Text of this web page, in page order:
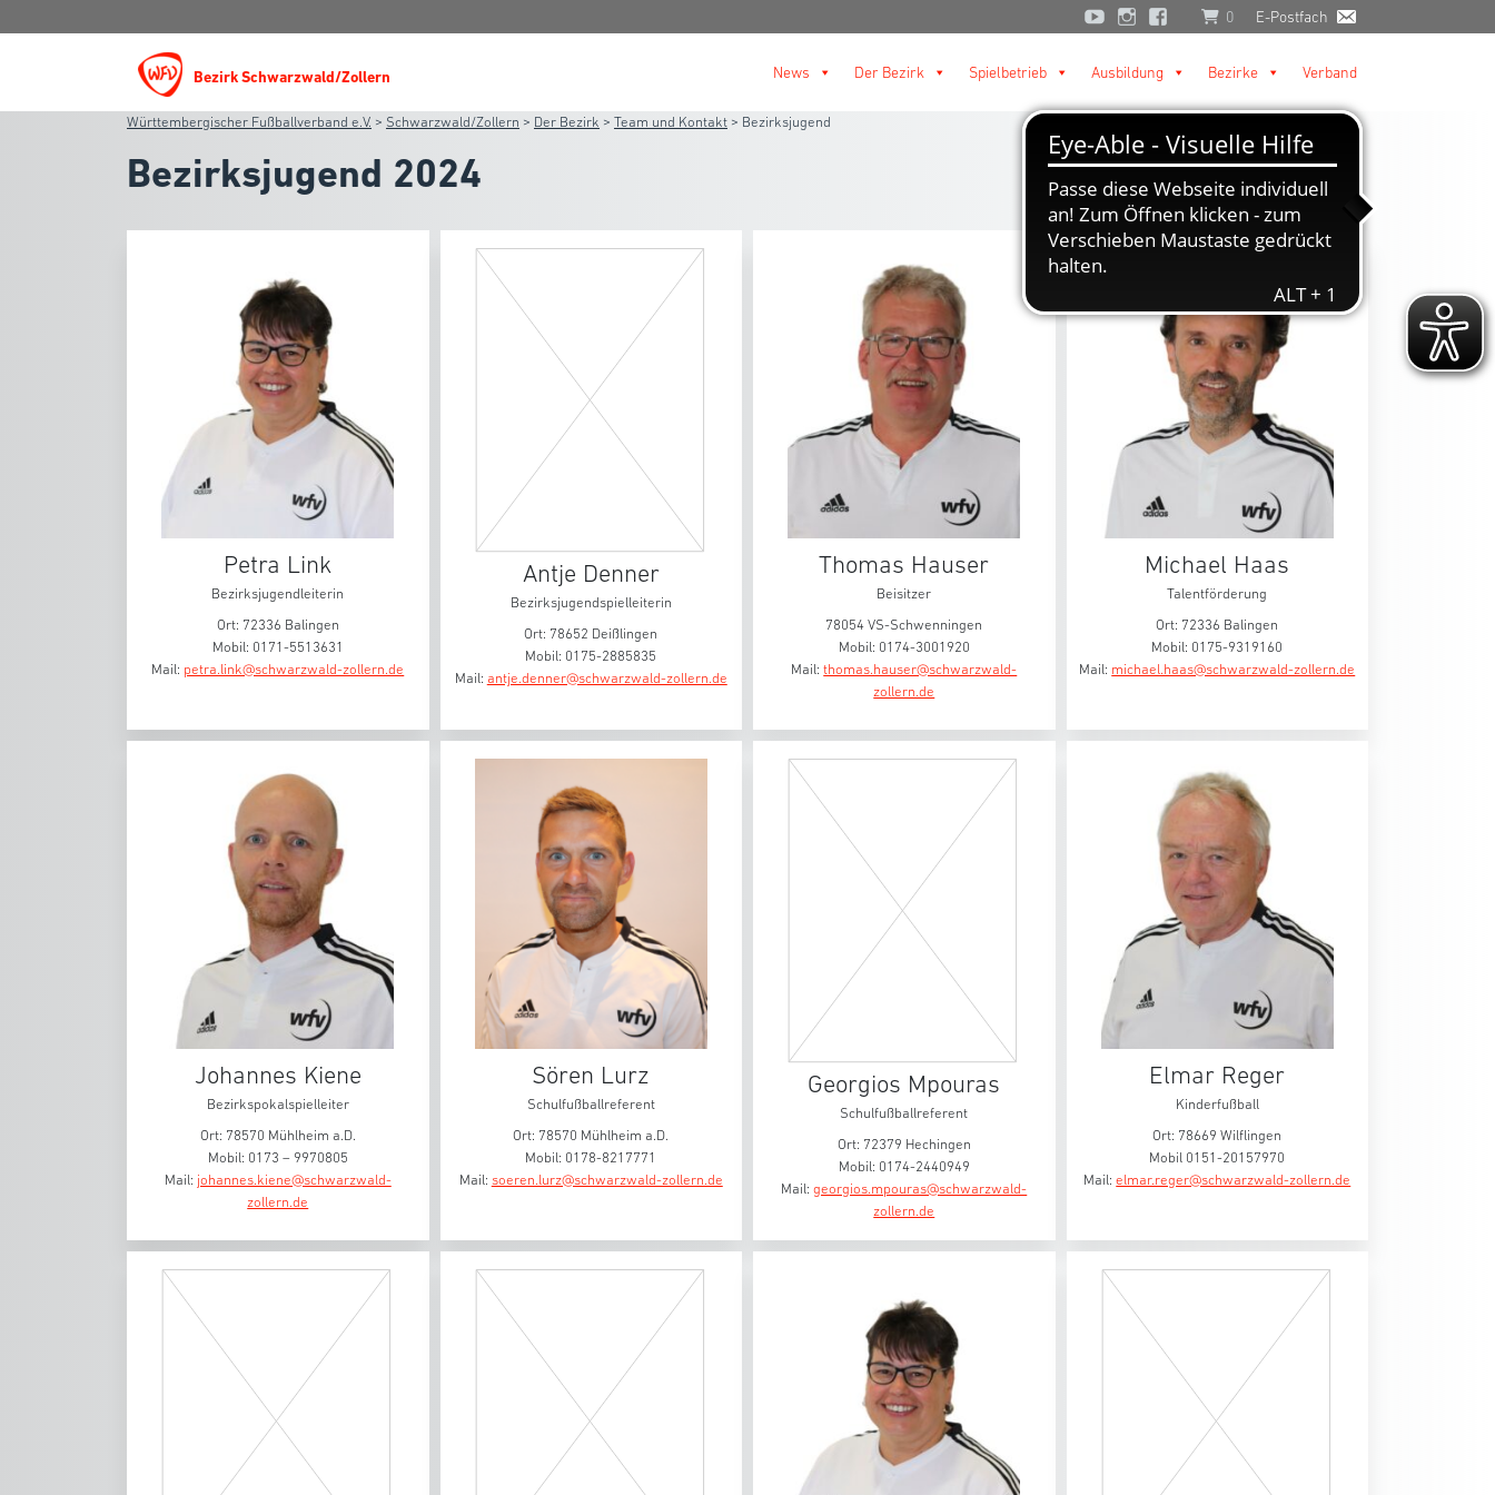
0 E-Postfach
Bezirk Schwarzwald/Zollern News Der Bezirk Spielbetrieb Ausbildung Bezirke Verband
Württembergischer Fußballverband e.V. > Schwarzwald/Zollern > Der Bezirk > Team und Kontakt > Bezirksjugend
Bezirksjugend 2024
Petra Link
Bezirksjugendleiterin
Ort: 72336 Balingen
Mobil: 0171-5513631
Mail: petra.link@schwarzwald-zollern.de
Antje Denner
Bezirksjugendspielleiterin
Ort: 78652 Deißlingen
Mobil: 0175-2885835
Mail: antje.denner@schwarzwald-zollern.de
Thomas Hauser
Beisitzer
78054 VS-Schwenningen
Mobil: 0174-3001920
Mail:thomas.hauser@schwarzwald-
zollern.de
Michael Haas
Talentförderung
​Ort: 72336 Balingen
Mobil: 0175-9319160
Mail: michael.haas@schwarzwald-zollern.de
Johannes Kiene
Bezirkspokalspielleiter
Ort: 78570 Mühlheim a.D.
Mobil: 0173 – 9970805
Mail: johannes.kiene@schwarzwald-
zollern.de
Sören Lurz
Schulfußballreferent
Ort: 78570 Mühlheim a.D.
Mobil: 0178-8217771
Mail: soeren.lurz@schwarzwald-zollern.de
Georgios Mpouras
Schulfußballreferent
Ort: 72379 Hechingen
Mobil: 0174-2440949
Mail:georgios.mpouras@schwarzwald-
zollern.de
Elmar Reger
Kinderfußball
Ort: 78669 Wilflingen
Mobil 0151-20157970
Mail:elmar.reger@schwarzwald-zollern.de